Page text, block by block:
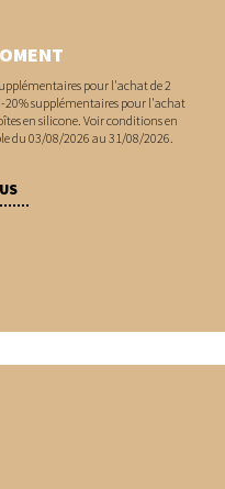
pour l'achat de 2
-20% supplémentaires pour l'achat
en silicone. Voir conditions en
du 03/08/2026 au 31/08/2026.